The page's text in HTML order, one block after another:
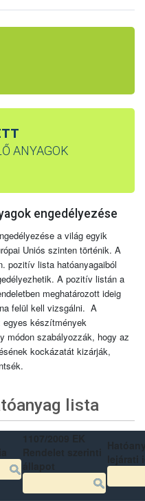
ANYAGOK
engedélyezése
a világ egyik
Uniós szinten történik. A
pozitív lista hatóanyagaiból
A pozitív listán a
meghatározott ideig
felül kell vizsgálni. A
készítmények
módon szabályozzák, hogy az
kockázatát kizárják,
lista